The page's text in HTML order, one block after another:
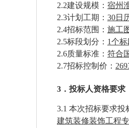
2.2建设规模： 宿州
2.3计划工期： 30日
2.4招标范围： 施工
2.5标段划分： 1个
2.6质量标准： 符合
2.7招标控制价：
3．投标人资格要求
3.1 本次招标要求投
建筑装修装饰工程